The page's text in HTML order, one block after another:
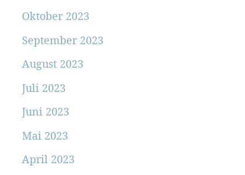
Oktober 2023
September 2023
August 2023
Juli 2023
Juni 2023
Mai 2023
April 2023